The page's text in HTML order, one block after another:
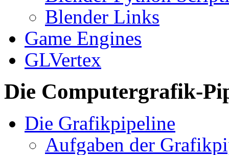
Blender Links
Game Engines
GLVertex
Die Computergrafik-
Die Grafikpipeline
Aufgaben der